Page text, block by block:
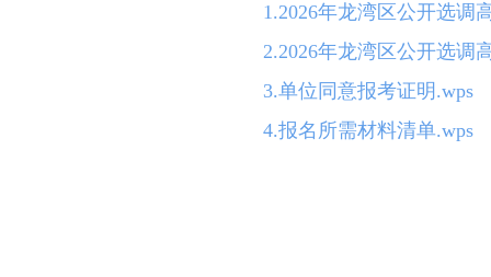
1.2026年龙湾区公开选调
2.2026年龙湾区公开选调
3.单位同意报考证明.wps
4.报名所需材料清单.wps